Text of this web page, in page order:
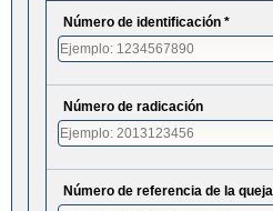
Número de identificación *
Número de radicación
Número de referencia de la queja